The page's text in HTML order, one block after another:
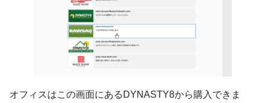
オフィスはこの画面にあるDYNASTY8から購入できま